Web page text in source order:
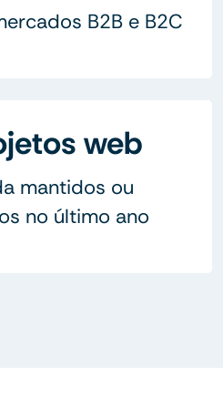
B2B e B2C
web
mantidos ou
no último ano